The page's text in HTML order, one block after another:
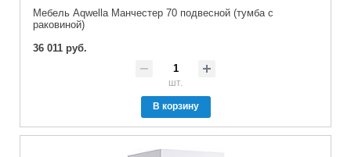
Мебель Aqwella Манчестер 70 подвесной (тумба с
раковиной)
36 011 руб.
шт.
В корзину